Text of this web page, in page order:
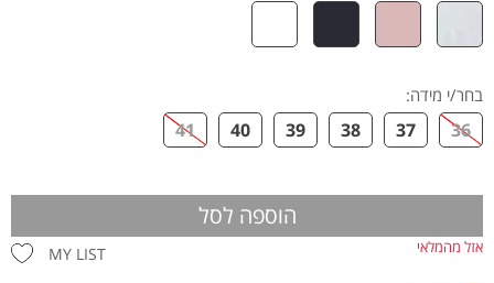
בחר/י מידה:
36
37
38
39
40
41
הוספה לסל
MY LIST אזל מהמלאי